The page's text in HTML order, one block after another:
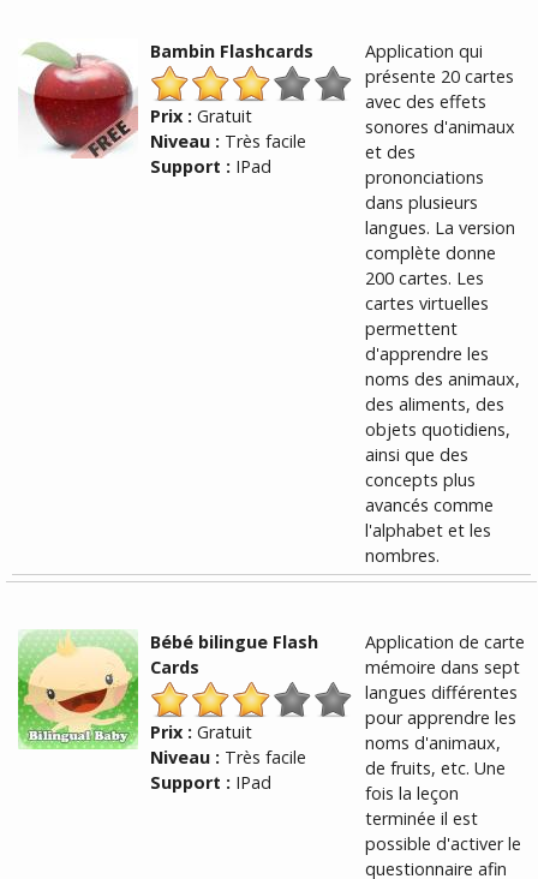
Bambin Flashcards
Prix : Gratuit
Niveau : Très facile
Support : IPad
Application qui
présente 20 cartes
avec des effets
sonores d'animaux
et des
prononciations
dans plusieurs
langues. La version
complète donne
200 cartes. Les
cartes virtuelles
permettent
d'apprendre les
noms des animaux,
des aliments, des
objets quotidiens,
ainsi que des
concepts plus
avancés comme
l'alphabet et les
nombres.
Bébé bilingue Flash
Cards
Prix : Gratuit
Niveau : Très facile
Support : IPad
Application de carte
mémoire dans sept
langues différentes
pour apprendre les
noms d'animaux,
de fruits, etc. Une
fois la leçon
terminée il est
possible d'activer le
questionnaire afin